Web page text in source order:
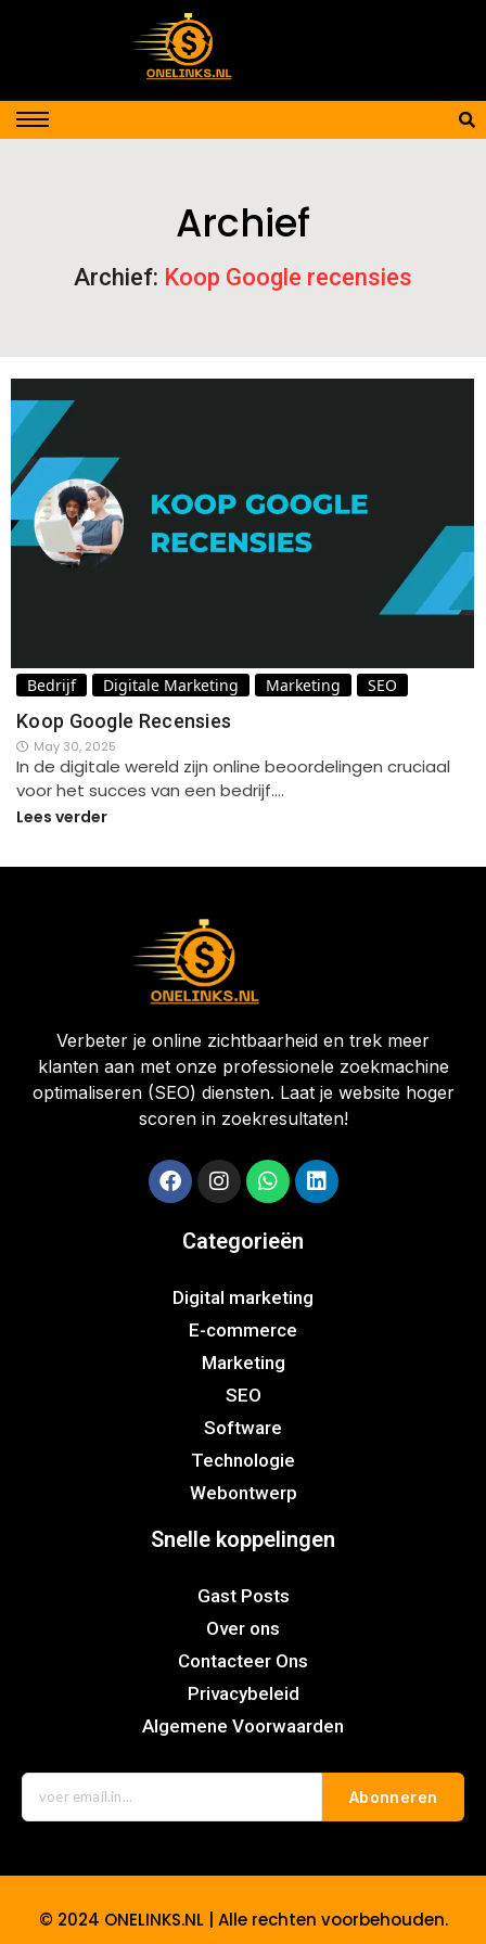
Archief
Archief: Koop Google recensies
Bedrijf Digitale Marketing Marketing SEO
Koop Google Recensies
May 30, 2025
In de digitale wereld zijn online beoordelingen cruciaal
voor het succes van een bedrijf.…
Lees verder
Verbeter je online zichtbaarheid en trek meer
klanten aan met onze professionele zoekmachine
optimaliseren (SEO) diensten. Laat je website hoger
scoren in zoekresultaten!
Categorieën
Digital marketing
E-commerce
Marketing
SEO
Software
Technologie
Webontwerp
Snelle koppelingen
Gast Posts
Over ons
Contacteer Ons
Privacybeleid
Algemene Voorwaarden
Abonneren
© 2024 ONELINKS.NL | Alle rechten voorbehouden.